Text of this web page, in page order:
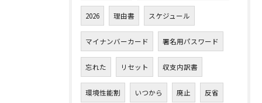
2026 理由書 スケジュール
マイナンバーカード 署名用パスワード
忘れた リセット 収支内訳書
環境性能割 いつから 廃止 反省